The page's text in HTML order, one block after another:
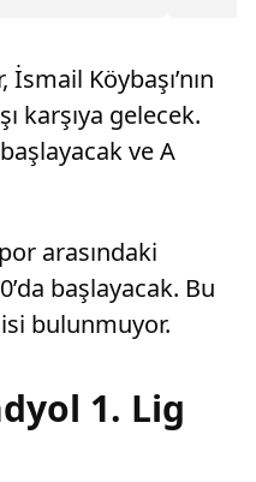
Köybaşı’nın
karşıya gelecek.
ve A
arasındaki
başlayacak. Bu
bulunmuyor.
1. Lig